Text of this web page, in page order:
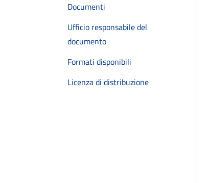
Documenti
Ufficio responsabile del
documento
Formati disponibili
Licenza di distribuzione